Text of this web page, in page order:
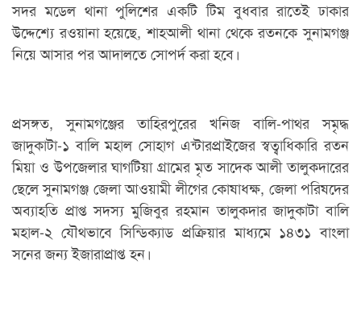
সদর মডেল থানা পুলিশের একটি টিম বুধবার রাতেই ঢাকার
উদ্দেশ্যে রওয়ানা হয়েছে, শাহআলী থানা থেকে রতনকে সুনামগঞ্জ
নিয়ে আসার পর আদালতে সোপর্দ করা হবে।
প্রসঙ্গত, সুনামগঞ্জের তাহিরপুরের খনিজ বালি-পাথর সমৃদ্ধ
জাদুকাটা-১ বালি মহাল সোহাগ এন্টারপ্রাইজের স্বত্বাধিকারি রতন
মিয়া ও উপজেলার ঘাগটিয়া গ্রামের মৃত সাদেক আলী তালুকদারের
ছেলে সুনামগঞ্জ জেলা আওয়ামী লীগের কোষাধক্ষ, জেলা পরিষদের
অব্যাহতি প্রাপ্ত সদস্য মুজিবুর রহমান তালুকদার জাদুকাটা বালি
মহাল-২ যৌথভাবে সিন্ডিক্যাড প্রক্রিয়ার মাধ্যমে ১৪৩১ বাংলা
সনের জন্য ইজারাপ্রাপ্ত হন।